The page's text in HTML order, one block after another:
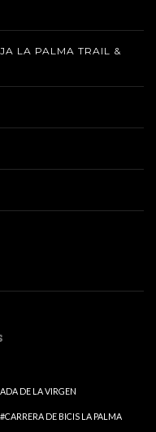
LA PALMA TRAIL &
DE LA VIRGEN
CARRERA DE BICIS LA PALMA